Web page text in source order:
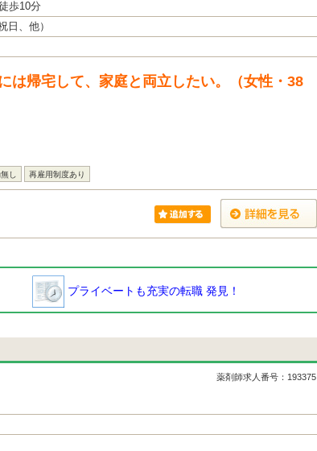
歩10分
日、他）
は帰宅して、家庭と両立したい。（女性・38
し 再雇用制度あり
プライベートも充実の転職 発見！
薬剤師求人番号：193375